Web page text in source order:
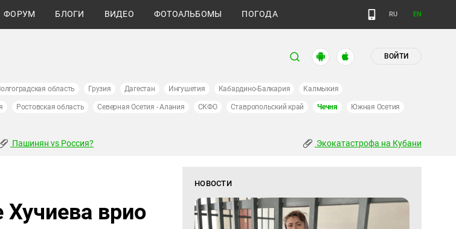
ФОРУМ БЛОГИ ВИДЕО ФОТОАЛЬБОМЫ ПОГОДА RU EN
ВОЙТИ
область Грузия Дагестан Ингушетия Кабардино-Балкария Калмыкия
Ростовская область Северная Осетия - Алания СКФО Ставропольский край Чечня Южная Осетия
Пашинян vs Россия? Экокатастрофа на Кубани
врио
НОВОСТИ